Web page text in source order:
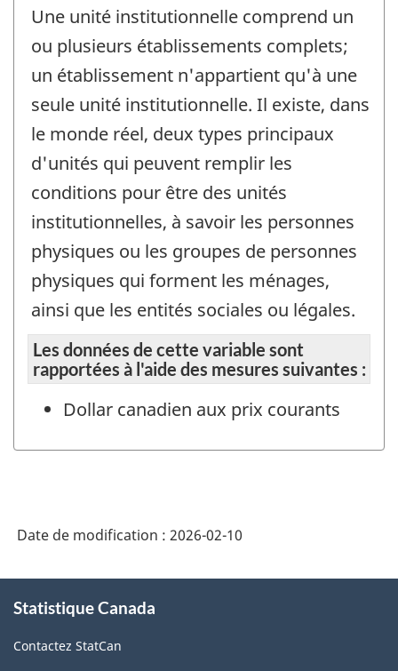
Une unité institutionnelle comprend un
ou plusieurs établissements complets;
un établissement n'appartient qu'à une
seule unité institutionnelle. Il existe, dans
le monde réel, deux types principaux
d'unités qui peuvent remplir les
conditions pour être des unités
institutionnelles, à savoir les personnes
physiques ou les groupes de personnes
physiques qui forment les ménages,
ainsi que les entités sociales ou légales.
Les données de cette variable sont
rapportées à l'aide des mesures suivantes :
Dollar canadien aux prix courants
Date de modification : 2026-02-10
propos
ce
Statistique Canada
Contactez StatCan